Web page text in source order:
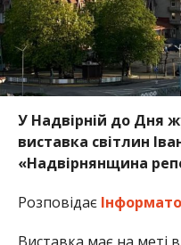
У Надвірній до Дня
виставка світлин
«Надвірнянщина
Розповідає